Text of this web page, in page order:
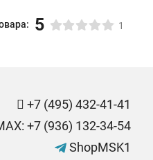
5 1
+7 (495) 432-41-41
+7 (936) 132-34-54
ShopMSK1